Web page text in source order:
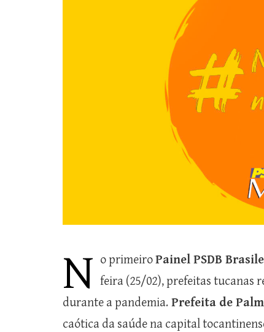
N o primeiroPainel PSDB
feira (25/02), prefeitas tucanas
durante a pandemia. Prefeita de
caótica da saúde na capital